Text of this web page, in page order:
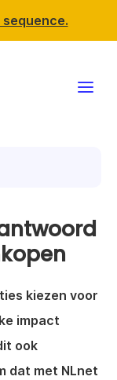
kiezen voor
impact
ook
dat met NLnet